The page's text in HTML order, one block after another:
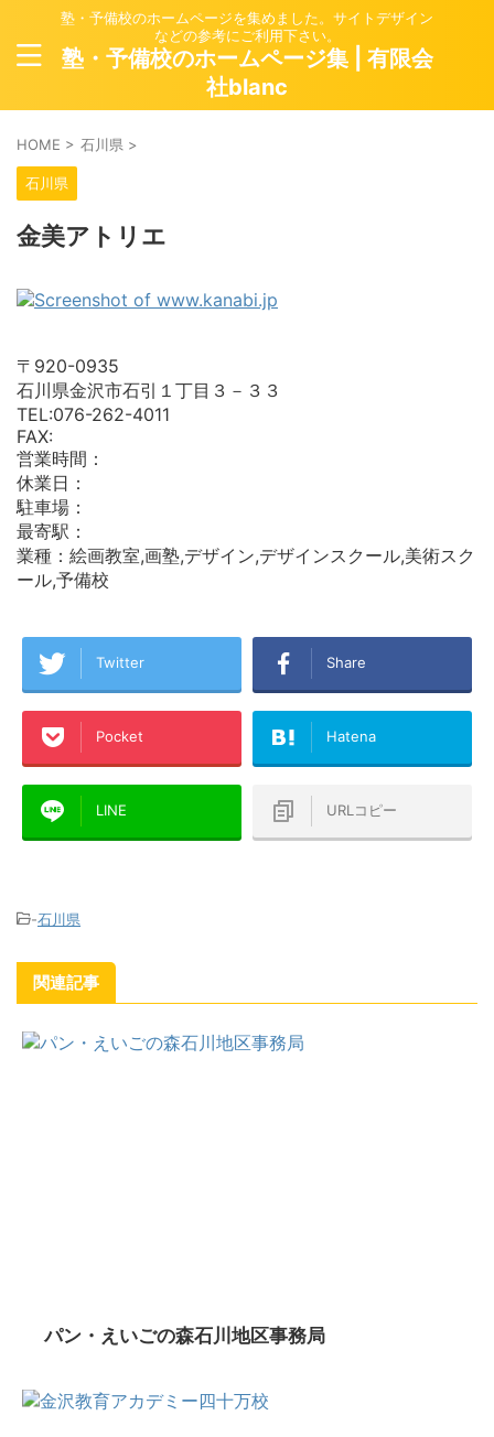
塾・予備校のホームページを集めました。サイトデザイン
などの参考にご利用下さい。
塾・予備校のホームページ集 | 有限会
社blanc
HOME > 石川県 >
石川県
金美アトリエ
〒920-0935
石川県金沢市石引１丁目３－３３
TEL:076-262-4011
FAX:
営業時間：
休業日：
駐車場：
最寄駅：
業種：絵画教室,画塾,デザイン,デザインスクール,美術スク
ール,予備校
Twitter Share
Pocket Hatena
LINE URLコピー
-石川県
関連記事
パン・えいごの森石川地区事務局